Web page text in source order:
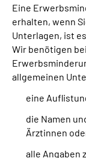
Eine
erhalten, wenn
Unterlagen, ist
Wir benötigen bei
allgemeinen
eine
die Namen
Ärztinnen
alle Angaben